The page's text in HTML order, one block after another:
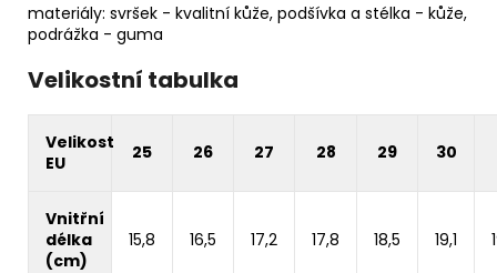
materiály: svršek - kvalitní kůže, podšívka a stélka - kůže,
podrážka - guma
Velikostní tabulka
Velikost
EU
25 26 27 28 29 30
Vnitřní
délka
(cm)
15,8 16,5 17,2 17,8 18,5 19,1